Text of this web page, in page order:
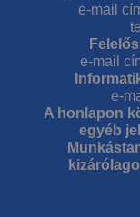
e-mail
e-mail
e-
A honlapon
egyéb